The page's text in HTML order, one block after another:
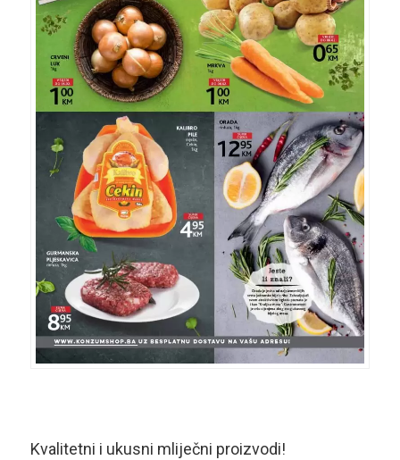
Kvalitetni i ukusni mliječni proizvodi!